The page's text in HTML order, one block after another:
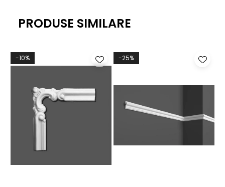
PRODUSE SIMILARE
-10% -25%